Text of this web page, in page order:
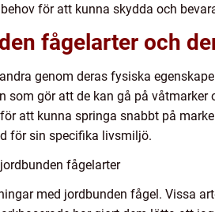
för att kunna skydda och
fågelarter och
genom deras fysiska
gör att de kan gå på
att kunna springa snabbt på
för sin specifika livsmiljö.
fågelarter
med jordbunden fågel. Vissa